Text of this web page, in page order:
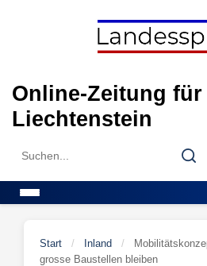
Online-Zeitung für
Liechtenstein
Search
Start / Inland /
grosse Baustellen bleiben